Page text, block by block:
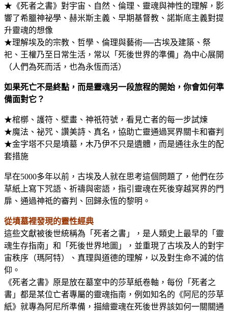
★《死者之書》對宇宙、自然、倫理、靈魂與神性的理解，影
響了希臘神祕學、赫米斯主義、早期基督教、諾斯底主義對提
升靈魂的想像
★理解埃及的宗教、哲學、倫理與藝術──古埃及建築、祭
祀、王權乃至日常生活，常以「死後世界的準備」為中心展開
（人們為死而活，也為永恆而活）
如果死亡不是終點，而是靈魂另一段旅程的開始，你會如何準
備面對它？
★棺槨、護符、壁畫、神祇符號，看見亡者的每一步試煉
★魔法、祕咒、讚美詩、真名，協助亡靈通過冥界關卡和審判
★金字塔不只是墳墓，木乃伊不只是遺體，而是通往永生的配
套措施
早在5000多年以前，古埃及人就在思考這個問題了，他們在莎
草紙上寫下咒語、祈禱與密語，指引靈魂在死後穿越冥界的門
扉、通過神祗的審判、回歸永恆的黎明。
從墳墓裡發現的靈性經典
這些文獻被後世統稱為「死者之書」，是人類史上最早的「靈
魂生存指南」和「死後世界地圖」，並重現了古埃及人的對宇
宙秩序（瑪阿特）、真理與道德的理解，以及對生命不滅的信
仰。
《死者之書》原是放在墓室中的莎草紙卷軸，每份「死者之
書」都是某位亡者專屬的靈魂指南，例如知名的《阿尼的莎草
紙》就專為阿尼所準備，描繪靈魂在死後世界該如何一關關通